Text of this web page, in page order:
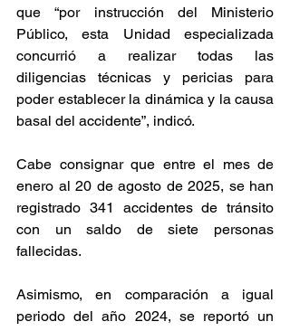
que “por instrucción del Ministerio
Público, esta Unidad especializada
concurrió a realizar todas las
diligencias técnicas y pericias para
poder establecer la dinámica y la causa
basal del accidente”, indicó.
Cabe consignar que entre el mes de
enero al 20 de agosto de 2025, se han
registrado 341 accidentes de tránsito
con un saldo de siete personas
fallecidas.
Asimismo, en comparación a igual
periodo del año 2024, se reportó un